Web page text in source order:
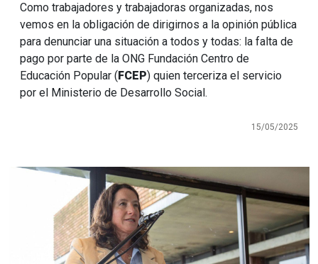
Como trabajadores y trabajadoras organizadas, nos
vemos en la obligación de dirigirnos a la opinión pública
para denunciar una situación a todos y todas: la falta de
pago por parte de la ONG Fundación Centro de
Educación Popular (FCEP) quien terceriza el servicio
por el Ministerio de Desarrollo Social.
15/05/2025
Imagen